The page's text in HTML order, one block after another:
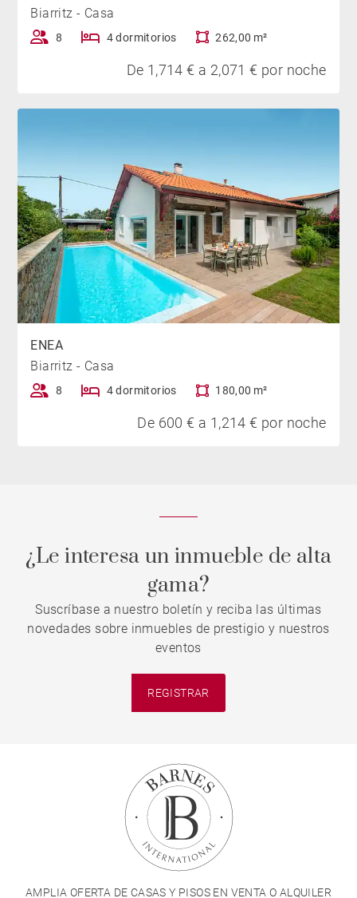
Biarritz - Casa
8 4 dormitorios 262,00 m²
De 1,714 € a 2,071 € por noche
ENEA
Biarritz - Casa
8 4 dormitorios 180,00 m²
De 600 € a 1,214 € por noche
¿Le interesa un inmueble de alta
gama?
Suscríbase a nuestro boletín y reciba las últimas
novedades sobre inmuebles de prestigio y nuestros
eventos
REGISTRAR
AMPLIA OFERTA DE CASAS Y PISOS EN VENTA O ALQUILER